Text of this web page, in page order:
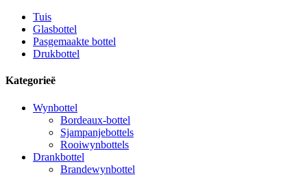
Tuis
Glasbottel
Pasgemaakte bottel
Drukbottel
Kategorieë
Wynbottel
Bordeaux-bottel
Sjampanjebottels
Rooiwynbottels
Drankbottel
Brandewynbottel